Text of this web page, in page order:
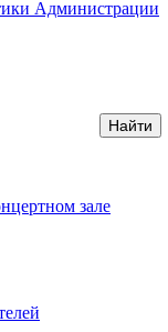
Администрации
зале